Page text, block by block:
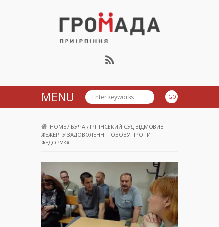
Громада Приірпіння
MENU
HOME / БУЧА / ІРПІНСЬКИЙ СУД ВІДМОВИВ
ЖЕЖЕРІ У ЗАДОВОЛЕННІ ПОЗОВУ ПРОТИ
ФЕДОРУКА